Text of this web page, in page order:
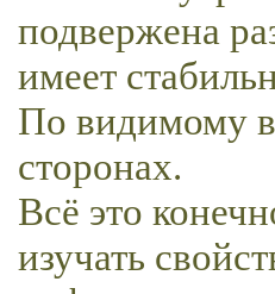
подвержена
имеет
По видимому
сторонах.
Всё это
изучать